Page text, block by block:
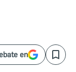
en Save